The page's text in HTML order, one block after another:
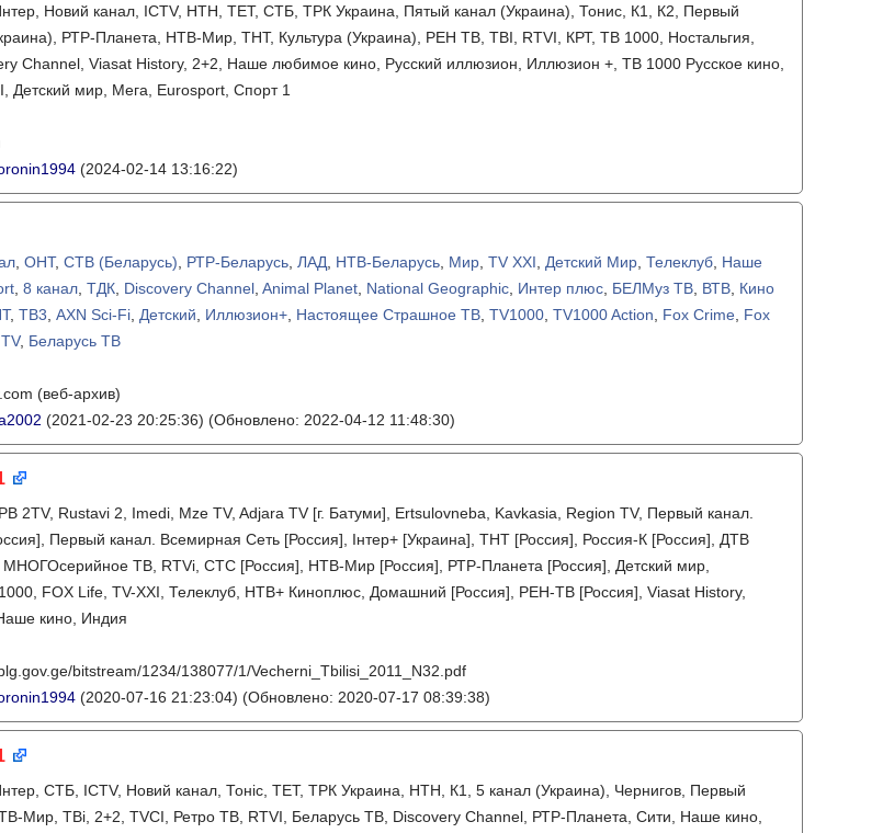
Новий канал, ICTV, НТН, ТЕТ, СТБ, ТРК Украина, Пятый канал (Украина), Тонис, К1, К2, Первый
РТР-Планета, НТВ-Мир, ТНТ, Культура (Украина), РЕН ТВ, ТВI, RTVI, КРТ, ТВ 1000, Ностальгия,
Channel, Viasat History, 2+2, Наше любимое кино, Русский иллюзион, Иллюзион +, ТВ 1000 Русское кино,
Детский мир, Мега, Eurosport, Спорт 1
(2024-02-14 13:16:22)
ОНТ, СТВ (Беларусь) РТР-Беларусь ЛАД НТВ-Беларусь Мир TV XXI Детский Мир Телеклуб Наше
8 канал ТДК Discovery Channel Animal Planet National Geographic Интер плюс БЕЛМуз ТВ ВТВ Кино
, ТВ3 AXN Sci-Fi Детский Иллюзион+ Настоящее Страшное ТВ TV1000 TV1000 Action Fox Crime Fox
, Беларусь ТВ
(веб-архив)
(2021-02-23 20:25:36) (Обновлено: 2022-04-12 11:48:30)
2TV, Rustavi 2, Imedi, Mze TV, Adjara TV [г. Батуми], Ertsulovneba, Kavkasia, Region TV, Первый канал.
Первый канал. Всемирная Сеть [Россия], Інтер+ [Украина], ТНТ [Россия], Россия-К [Россия], ДТВ
МНОГОсерийное ТВ, RTVi, СТС [Россия], НТВ-Мир [Россия], РТР-Планета [Россия], Детский мир,
FOX Life, TV-XXI, Телеклуб, НТВ+ Киноплюс, Домашний [Россия], РЕН-ТВ [Россия], Viasat History,
кино, Индия
bitstream/1234/138077/1/Vecherni_Tbilisi_2011_N32.pdf
(2020-07-16 21:23:04) (Обновлено: 2020-07-17 08:39:38)
СТБ, ICTV, Новий канал, Тонiс, ТЕТ, ТРК Украина, НТН, К1, 5 канал (Украина), Чернигов, Первый
Мир, ТВi, 2+2, TVCI, Ретро ТВ, RTVI, Беларусь ТВ, Discovery Channel, РТР-Планета, Сити, Наше кино,